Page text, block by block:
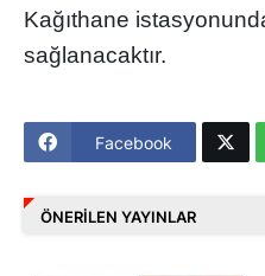
Kağıthane
sağlanacaktır.
Facebook
ÖNERILEN YAYINLAR